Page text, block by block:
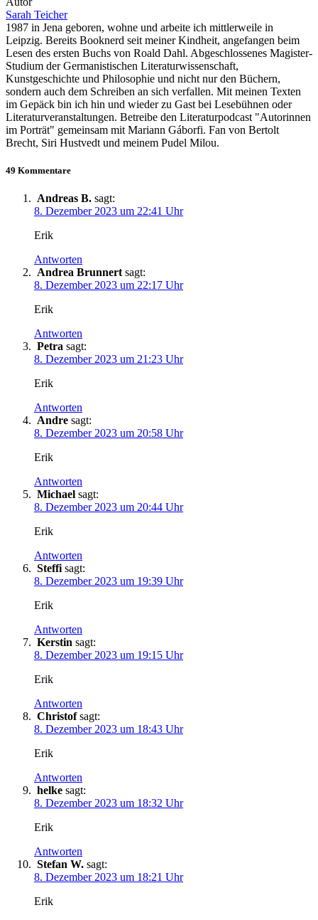
Sarah Teicher
1987 in Jena geboren, wohne und arbeite ich mittlerweile in
Leipzig. Bereits Booknerd seit meiner Kindheit, angefangen beim
Lesen des ersten Buchs von Roald Dahl. Abgeschlossenes Magister-
Studium der Germanistischen Literaturwissenschaft,
Kunstgeschichte und Philosophie und nicht nur den Büchern,
sondern auch dem Schreiben an sich verfallen. Mit meinen Texten
im Gepäck bin ich hin und wieder zu Gast bei Lesebühnen oder
Literaturveranstaltungen. Betreibe den Literaturpodcast "Autorinnen
im Porträt" gemeinsam mit Mariann Gáborfi. Fan von Bertolt
Brecht, Siri Hustvedt und meinem Pudel Milou.
49 Kommentare
Andreas B. sagt:
8. Dezember 2023 um 22:41 Uhr
Erik
Antworten
Andrea Brunnert sagt:
8. Dezember 2023 um 22:17 Uhr
Erik
Antworten
Petra sagt:
8. Dezember 2023 um 21:23 Uhr
Erik
Antworten
Andre sagt:
8. Dezember 2023 um 20:58 Uhr
Erik
Antworten
Michael sagt:
8. Dezember 2023 um 20:44 Uhr
Erik
Antworten
Steffi sagt:
8. Dezember 2023 um 19:39 Uhr
Erik
Antworten
Kerstin sagt:
8. Dezember 2023 um 19:15 Uhr
Erik
Antworten
Christof sagt:
8. Dezember 2023 um 18:43 Uhr
Erik
Antworten
helke sagt:
8. Dezember 2023 um 18:32 Uhr
Erik
Antworten
Stefan W. sagt:
8. Dezember 2023 um 18:21 Uhr
Erik